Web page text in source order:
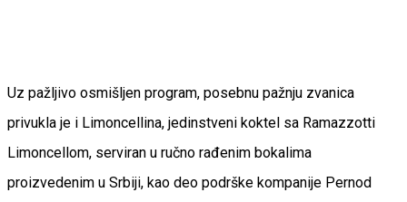
Uz pažljivo osmišljen program, posebnu pažnju zvanica
privukla je i Limoncellina, jedinstveni koktel sa Ramazzotti
Limoncellom, serviran u ručno rađenim bokalima
proizvedenim u Srbiji, kao deo podrške kompanije Pernod